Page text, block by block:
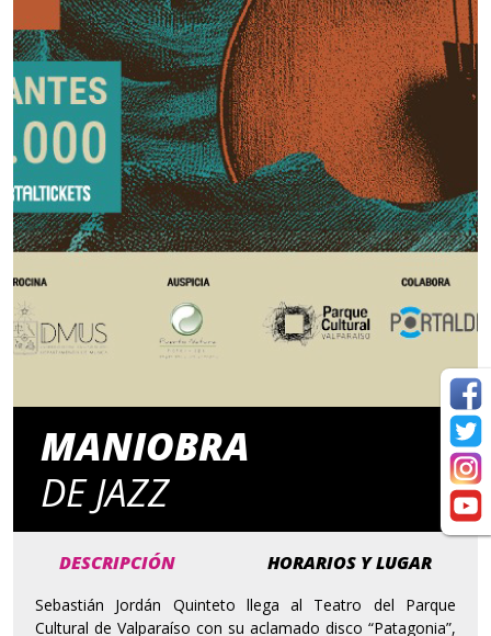
MANIOBRA
DE JAZZ
DESCRIPCIÓN HORARIOS Y LUGAR
Sebastián Jordán Quinteto llega al Teatro del Parque
Cultural de Valparaíso con su aclamado disco “Patagonia”,